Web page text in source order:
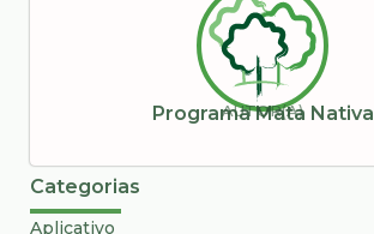
AUTOR(A)
Programa Mata Nativa
Categorias
Aplicativo